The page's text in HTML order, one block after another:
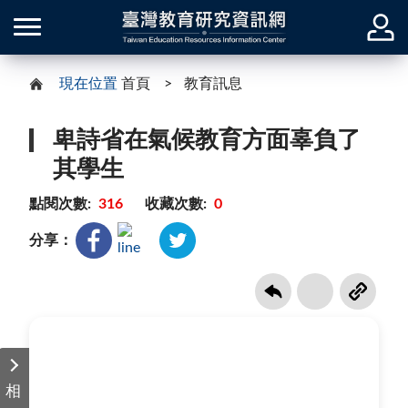
現在位置 首頁 教育訊息
卑詩省在氣候教育方面辜負了
其學生
點閱次數: 316 收藏次數: 0
分享：
相